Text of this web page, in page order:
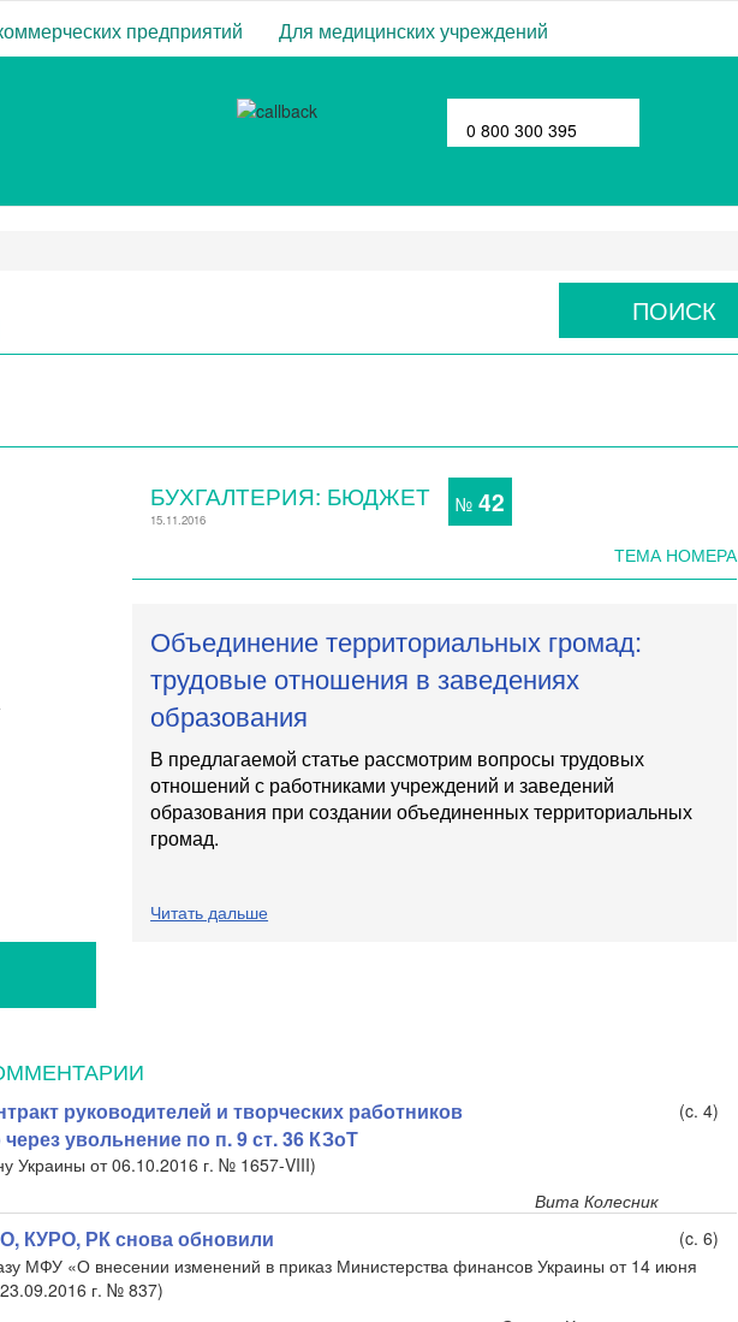
предприятий Для медицинских учреждений
0 800 300 395
ПОИСК
БУХГАЛТЕРИЯ: БЮДЖЕТ
15.11.2016
№ 42
ТЕМА НОМЕРА
Объединение территориальных громад:
трудовые отношения в заведениях
образования
​В предлагаемой статье рассмотрим вопросы трудовых
отношений с работниками учреждений и заведений
образования при создании объединенных территориальных
громад.
Читать дальше
руководителей и творческих работников
увольнение по п. 9 ст. 36 КЗоТ
(c. 4)
Украины от 06.10.2016 г. № 1657-VIII)
Вита Колесник
КУРО, РК снова обновили
(c. 6)
МФУ «О внесении изменений в приказ Министерства финансов Украины от 14 июня
г. № 837)